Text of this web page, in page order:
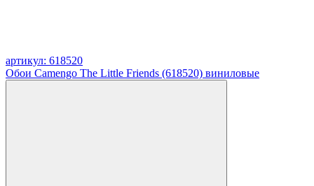
артикул: 618520
Обои Camengo The Little Friends (618520) виниловые